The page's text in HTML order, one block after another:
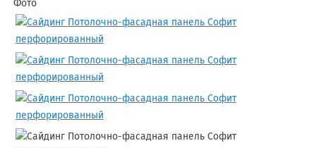
Фото